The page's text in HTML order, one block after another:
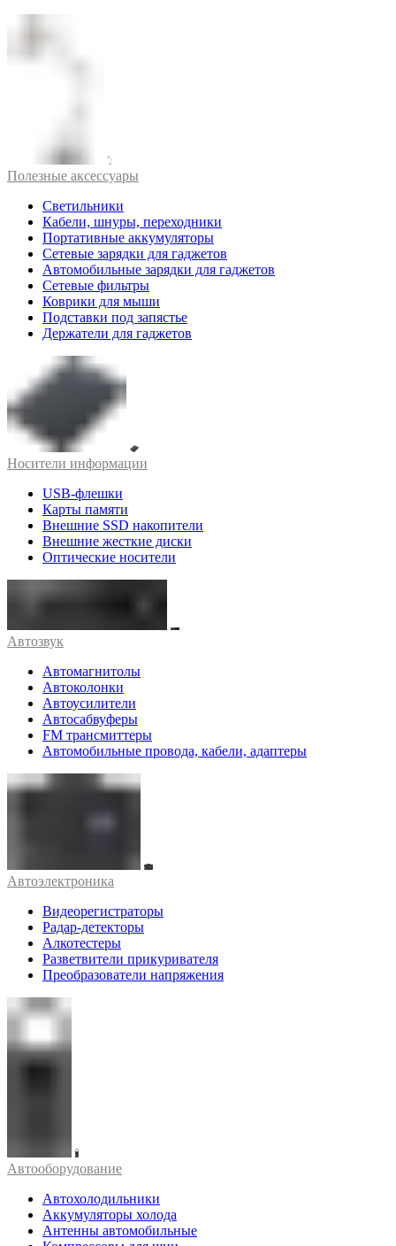
Полезные аксессуары
Светильники
Кабели, шнуры, переходники
Портативные аккумуляторы
Сетевые зарядки для гаджетов
Автомобильные зарядки для гаджетов
Сетевые фильтры
Коврики для мыши
Подставки под запястье
Держатели для гаджетов
Носители информации
USB-флешки
Карты памяти
Внешние SSD накопители
Внешние жесткие диски
Оптические носители
Автозвук
Автомагнитолы
Автоколонки
Автоусилители
Автосабвуферы
FM трансмиттеры
Автомобильные провода, кабели, адаптеры
Автоэлектроника
Видеорегистраторы
Радар-детекторы
Алкотестеры
Разветвители прикуривателя
Преобразователи напряжения
Автооборудование
Автохолодильники
Аккумуляторы холода
Антенны автомобильные